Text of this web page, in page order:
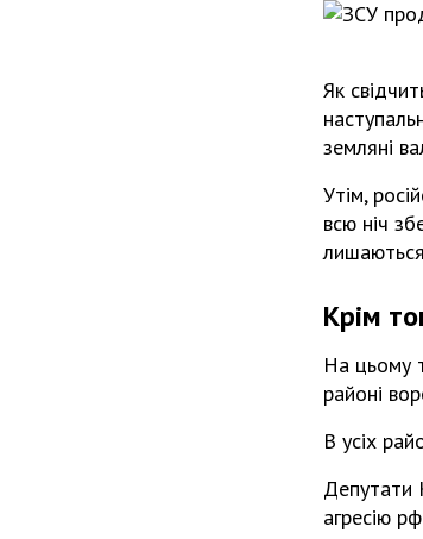
Як
земляні
Утім,
всю ніч
Крім
На цьому
районі
В усіх
Депутати
агресію